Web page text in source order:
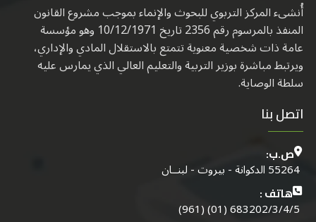
أُنشىء المركز التربوي للبحوث والإنماء بموجب مشروع القانون
المنفذ بالمرسوم رقم 2356 تاريخ 10/12/1971 وهو مؤسسة
عامة ذات شخصية معنوية تتمتع بالاستقلال المادي والإداري،
ويرتبط مباشرة بوزير التربية والتعليم العالي الذي يمارس عليه
سلطة الوصاية.
اتصل بنا
ص.ب:
55264 الدكوانة - بيروت - لبنــان
هاتف :
683202/3/4/5 (01) (961)